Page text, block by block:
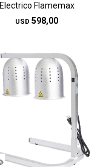
Electrico Flamemax
USD 598,00